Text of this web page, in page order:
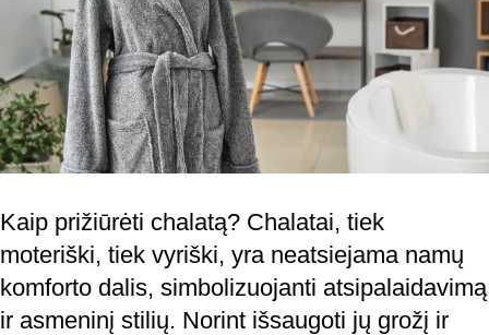
Kaip prižiūrėti chalatą? Chalatai, tiek
moteriški, tiek vyriški, yra neatsiejama namų
komforto dalis, simbolizuojanti atsipalaidavimą
ir asmeninį stilių. Norint išsaugoti jų grožį ir